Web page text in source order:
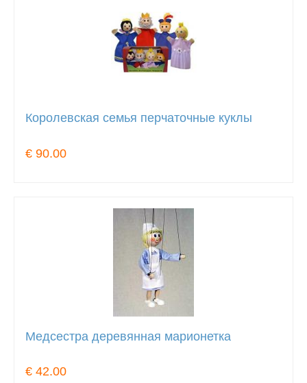
Королевская семья перчаточные куклы
€ 90.00
Медсестра деревянная марионетка
€ 42.00